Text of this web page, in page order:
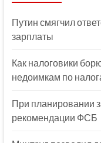
Путин смягчил
зарплаты
Как налоговики
недоимкам по
При планировании
рекомендации ФСБ